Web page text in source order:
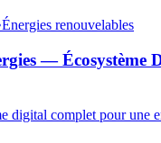
Énergies renouvelables
— Écosystème
digital complet pour une